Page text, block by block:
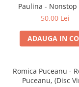
Viniluri Românești
Colecția Electrecord
Paulina - Nonstop
50,00 Lei
ADAUGA IN
Romica Puceanu -
Puceanu, (Disc